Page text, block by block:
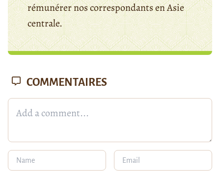
rémunérer nos correspondants en Asie
centrale.
COMMENTAIRES